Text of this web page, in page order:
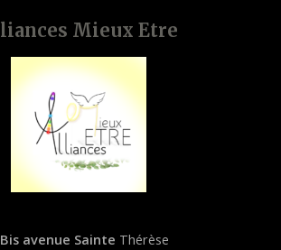
Mieux Etre
avenue Sainte Thérèse